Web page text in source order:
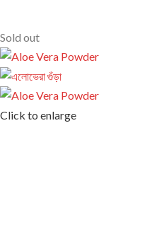
Sold out
Click to enlarge